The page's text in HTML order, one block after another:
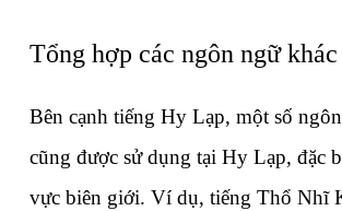
Tổng hợp các ngôn ngữ
Bên cạnh tiếng Hy Lạp, một số
cũng được sử dụng tại Hy Lạp, đặc
vực biên giới. Ví dụ, tiếng Thổ Nhĩ